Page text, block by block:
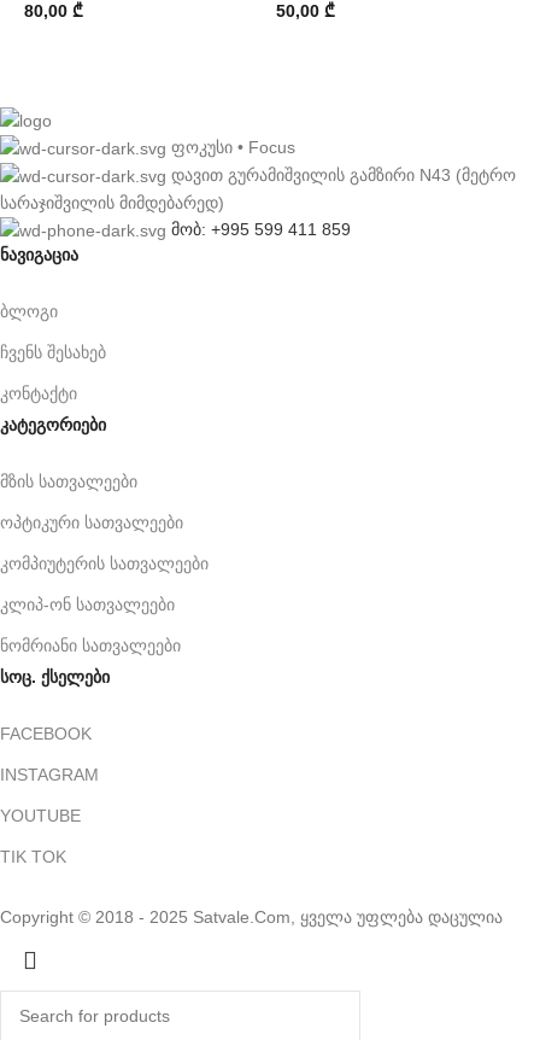
80,00 ₾
50,00 ₾
ფოკუსი • Focus
დავით გურამიშვილის გამზირი N43 (მეტრო
სარაჯიშვილის მიმდებარედ)
მობ: +995 599 411 859
ნავიგაცია
ბლოგი
ჩვენს შესახებ
კონტაქტი
კატეგორიები
მზის სათვალეები
ოპტიკური სათვალეები
კომპიუტერის სათვალეები
კლიპ-ონ სათვალეები
ნომრიანი სათვალეები
სოც. ქსელები
FACEBOOK
INSTAGRAM
YOUTUBE
TIK TOK
Copyright © 2018 - 2025 Satvale.Com, ყველა უფლება დაცულია